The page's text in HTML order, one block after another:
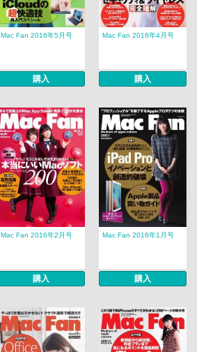
Mac Fan 2016年5月号
購入
Mac Fan 2016年4月号
購入
Mac Fan 2016年2月号
購入
Mac Fan 2016年1月号
購入